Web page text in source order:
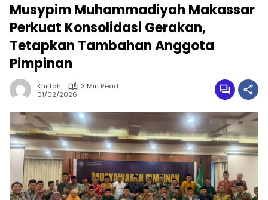
Musypim Muhammadiyah Makassar
Perkuat Konsolidasi Gerakan,
Tetapkan Tambahan Anggota
Pimpinan
Khittah
3 Min Read
01/02/2026